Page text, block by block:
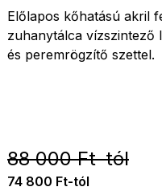
Előlapos kőhatású akril
zuhanytálca vízszintező
és peremrögzítő szettel.
88 000 Ft-tól
74 800 Ft-tól